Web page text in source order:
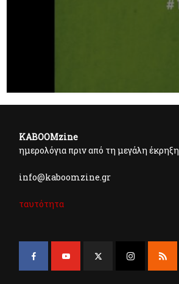
KABOOMzine
ημερολόγια πριν από τη μεγάλη έκρηξη
info@kaboomzine.gr
ταυτότητα